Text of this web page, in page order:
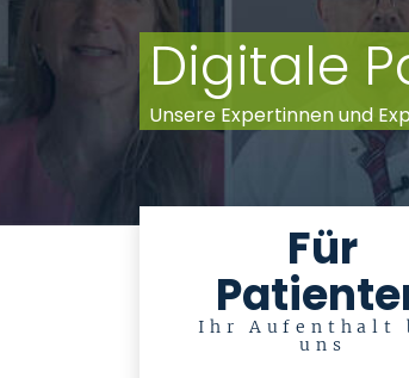
Digitale
Unsere Expertinnen und
Für
Ihr Aufenthalt
uns